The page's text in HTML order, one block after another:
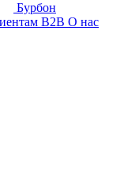
Бурбон
B2B О нас